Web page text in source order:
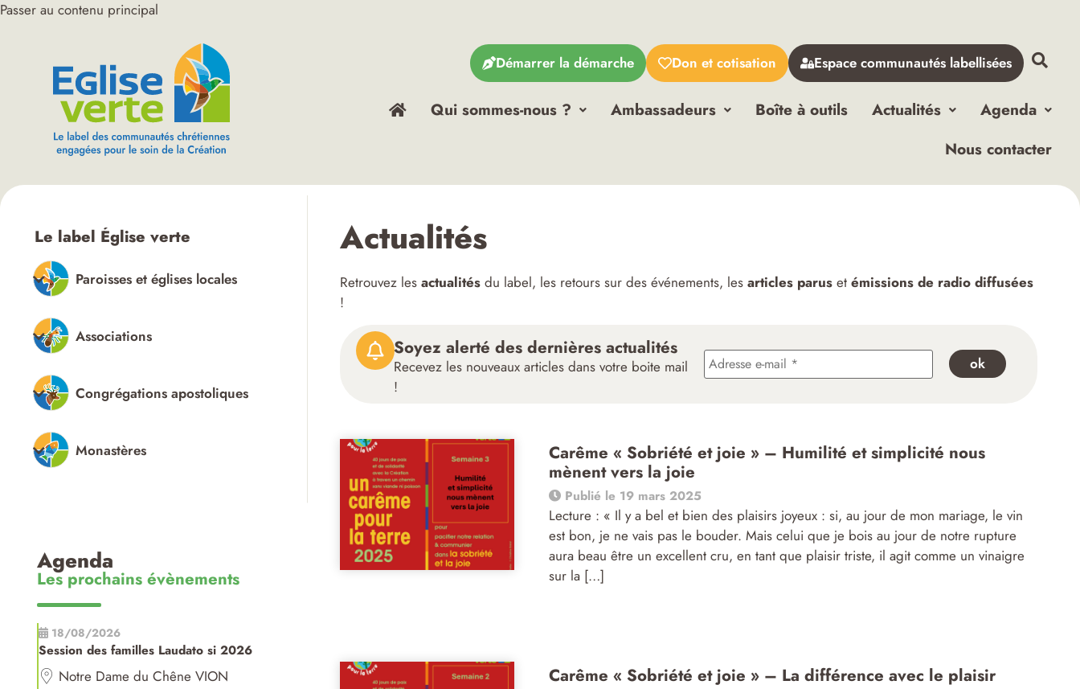
Passer au contenu principal
Démarrer la démarche Don et cotisation Espace communautés labellisées
Qui sommes-nous ? Ambassadeurs Boîte à outils Actualités
Agenda
Nous contacter
Le label Église verte
Paroisses et églises locales
Associations
Congrégations apostoliques
Monastères
Agenda
Les prochains évènements
18/08/2026
Session des familles Laudato si 2026
Notre Dame du Chêne VION
Actualités
Retrouvez les actualitésdu label, les retours sur des événements, les articles paruset émissions de radio diffusées
!
Soyez alerté des dernières actualités
Recevez les nouveaux articles dans votre boite mail
!
Carême « Sobriété et joie » – Humilité et simplicité nous
mènent vers la joie
Publié le 19 mars 2025
Lecture : « Il y a bel et bien des plaisirs joyeux : si, au jour de mon mariage, le vin
est bon, je ne vais pas le bouder. Mais celui que je bois au jour de notre rupture
aura beau être un excellent cru, en tant que plaisir triste, il agit comme un vinaigre
sur la […]
Carême « Sobriété et joie » – La différence avec le plaisir